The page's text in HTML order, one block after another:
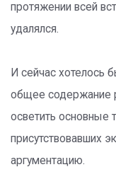
протяжении всей
удалялся.
И сейчас хотелось
общее содержание
осветить основные
присутствовавших
аргументацию.